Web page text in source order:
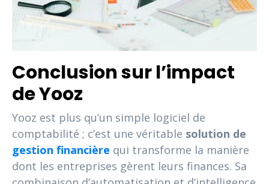
Conclusion sur l’impact
de Yooz
Yooz est plus qu’un simple logiciel de
comptabilité ; c’est une véritable solution de
gestion financière qui transforme la manière
dont les entreprises gèrent leurs finances. Sa